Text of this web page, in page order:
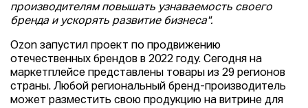
производителям повышать узнаваемость своего
бренда и ускорять развитие бизнеса".
Ozon запустил проект по продвижению
отечественных брендов в 2022 году. Сегодня на
маркетплейсе представлены товары из 29 регионов
страны. Любой региональный бренд-производитель
может разместить свою продукцию на витрине для